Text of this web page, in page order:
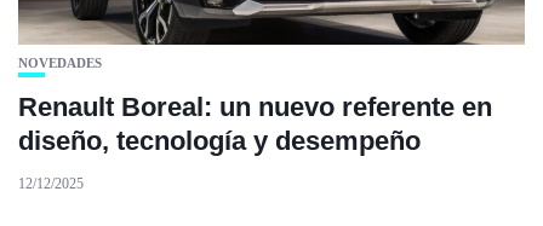
NOVEDADES
Renault Boreal: un nuevo referente en
diseño, tecnología y desempeño
12/12/2025